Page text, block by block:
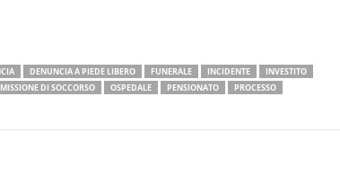
DENUNCIA A PIEDE LIBERO FUNERALE INCIDENTE
INVESTITO
DI SOCCORSO OSPEDALE PENSIONATO
PROCESSO